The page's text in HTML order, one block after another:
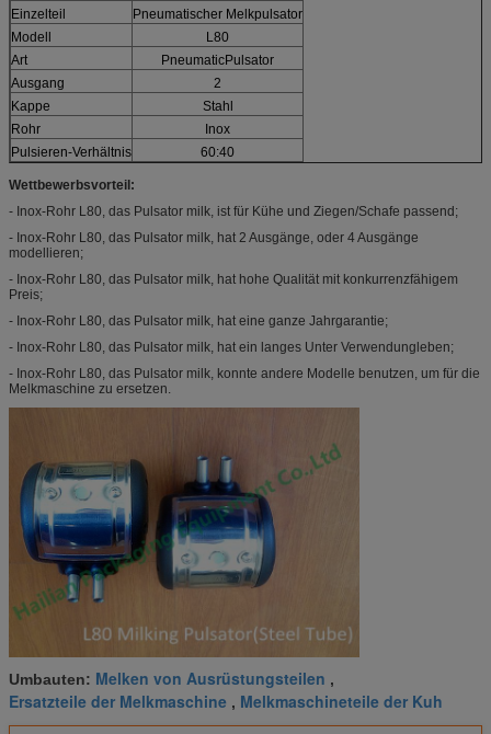
Einzelteil
Pneumatischer Melkpulsator
Modell
L80
Art
PneumaticPulsator
Ausgang
2
Kappe
Stahl
Rohr
Inox
Pulsieren-Verhältnis
60:40
Wettbewerbsvorteil:
- Inox-Rohr L80, das Pulsator milk, ist für Kühe und Ziegen/Schafe passend;
- Inox-Rohr L80, das Pulsator milk, hat 2 Ausgänge, oder 4 Ausgänge
modellieren;
- Inox-Rohr L80, das Pulsator milk, hat hohe Qualität mit konkurrenzfähigem
Preis;
- Inox-Rohr L80, das Pulsator milk, hat eine ganze Jahrgarantie;
- Inox-Rohr L80, das Pulsator milk, hat ein langes Unter Verwendungleben;
- Inox-Rohr L80, das Pulsator milk, konnte andere Modelle benutzen, um für die
Melkmaschine zu ersetzen.
Umbauten: Melken von Ausrüstungsteilen ,
Ersatzteile der Melkmaschine , Melkmaschineteile der Kuh